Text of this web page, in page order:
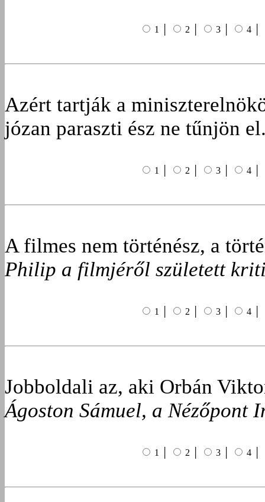
1 │ 2 │ 3 │ 4 │
Azért tartják a
józan paraszti ész ne tűnjön
1 │ 2 │ 3 │ 4 │
A filmes nem történész, a
Philip a filmjéről született
1 │ 2 │ 3 │ 4 │
Jobboldali az, aki Orbán
Ágoston Sámuel, a Nézőpont
1 │ 2 │ 3 │ 4 │